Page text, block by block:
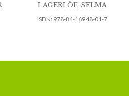
LAGERLÖF, SELMA
ISBN: 978-84-16948-01-7